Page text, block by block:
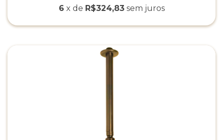
6 x de R$324,83 sem juros